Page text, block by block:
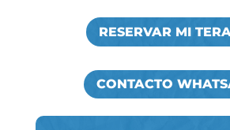
RESERVAR MI
CONTACTO